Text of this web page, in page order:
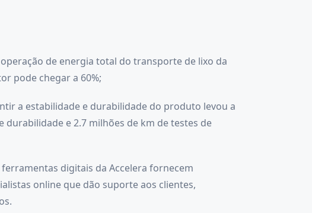
de energia total do transporte de lixo da
pode chegar a 60%;
a estabilidade e durabilidade do produto levou a
e 2.7 milhões de km de testes de
digitais da Accelera fornecem
online que dão suporte aos clientes,